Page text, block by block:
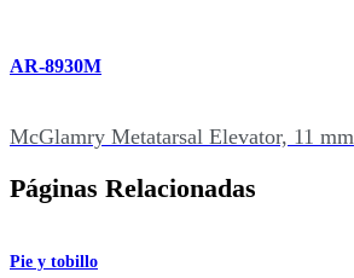
AR-8930M
McGlamry Metatarsal Elevator, 11 mm
Páginas Relacionadas
Pie y tobillo